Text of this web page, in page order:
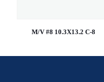
M/V #8 10.3X13.2 C-8